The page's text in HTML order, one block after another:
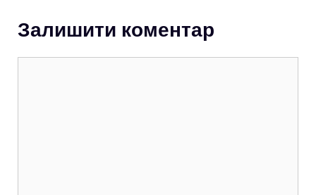
Залишити коментар